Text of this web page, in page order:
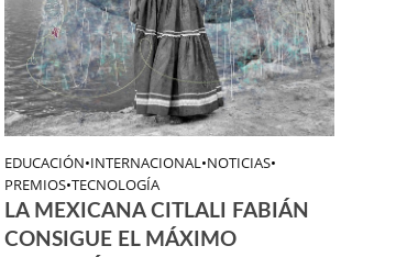
EDUCACIÓN•INTERNACIONAL•NOTICIAS•
PREMIOS•TECNOLOGÍA
LA MEXICANA CITLALI FABIÁN
CONSIGUE EL MÁXIMO